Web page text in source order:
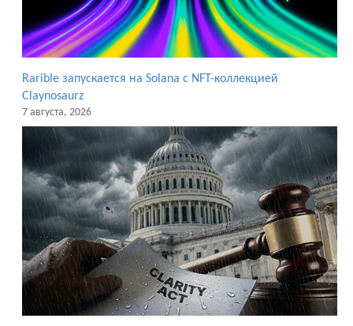
Rarible запускается на Solana с NFT-коллекцией
Claynosaurz
7 августа, 2026